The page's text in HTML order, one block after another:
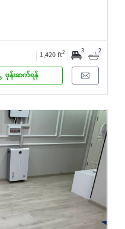
1,420 ft2 3 2
ဖုန်းဆက်ရန်